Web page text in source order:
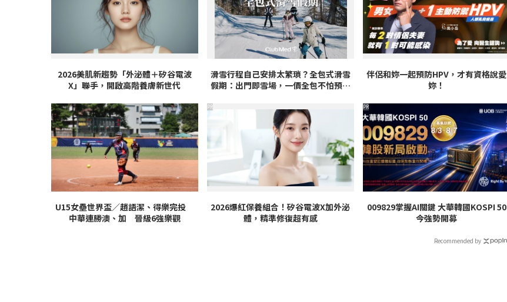
2026美肌新趨勢「外泌體＋矽谷電波
X」聯手，開啟高階養膚新世代
滑雪行程自己安排太繁瑣？全包式滑雪
假期：出門即雪場，一價全包不怕預算
伴侶和妳一起預防HPV，才有資格說愛
妳！
U15女壘世界盃／趙語潔、得樂完投
中華連勝澳、加 晉級6強樂觀
2026爆紅保養組合！矽谷電波X加外泌
體，精準修復超有感
PR
009829掌握AI關鍵 大華韓國KOSPI 50
今強勢開募
PR
Recommended by